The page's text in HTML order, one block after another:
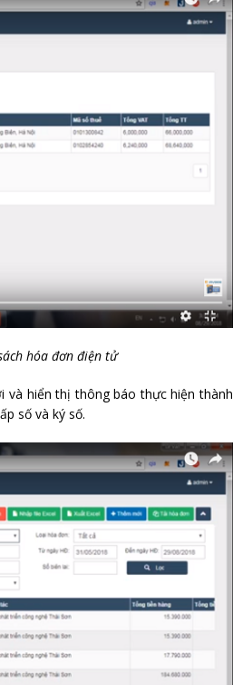
hóa đơn điện tử
và hiển thị thông báo thực hiện thành
số và ký số.